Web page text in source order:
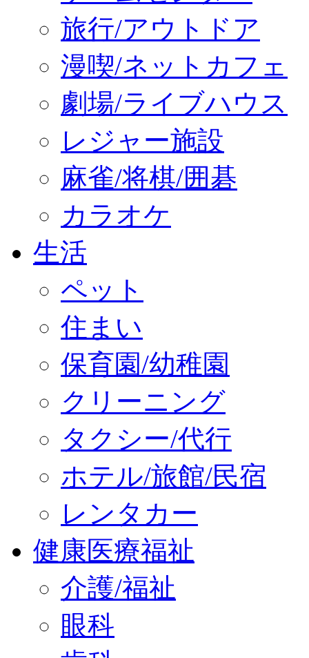
旅行/アウトドア
漫喫/ネットカフェ
劇場/ライブハウス
レジャー施設
麻雀/将棋/囲碁
カラオケ
生活
ペット
住まい
保育園/幼稚園
クリーニング
タクシー/代行
ホテル/旅館/民宿
レンタカー
健康医療福祉
介護/福祉
眼科